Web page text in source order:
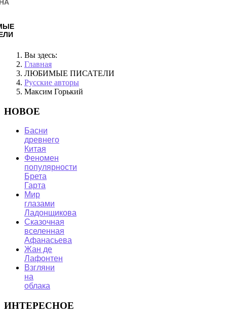
Вы здесь:
Главная
ЛЮБИМЫЕ ПИСАТЕЛИ
Русские авторы
Максим Горький
НОВОЕ
Басни
древнего
Китая
Феномен
популярности
Брета
Гарта
Мир
глазами
Ладонщикова
Сказочная
вселенная
Афанасьева
Жан де
Лафонтен
Взгляни
на
облака
ИНТЕРЕСНОЕ